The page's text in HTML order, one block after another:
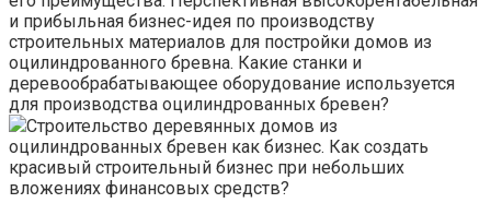
и прибыльная бизнес-идея по производству
строительных материалов для постройки домов из
оцилиндрованного бревна. Какие станки и
деревообрабатывающее оборудование используется
для производства оцилиндрованных бревен?
Строительство деревянных домов из
оцилиндрованных бревен как бизнес. Как создать
красивый строительный бизнес при небольших
вложениях финансовых средств?